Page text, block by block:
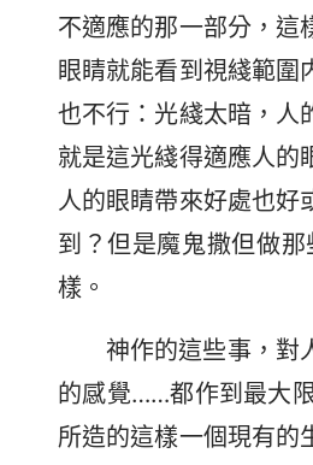
不適應的那一部分，這
眼睛就能看到視綫範圍
也不行：光綫太暗，人
就是這光綫得適應人的
人的眼睛帶來好處也好
到？但是魔鬼撒但做
樣。
神作的這些事，
的感覺……都作到最大
所造的這樣一個現有的